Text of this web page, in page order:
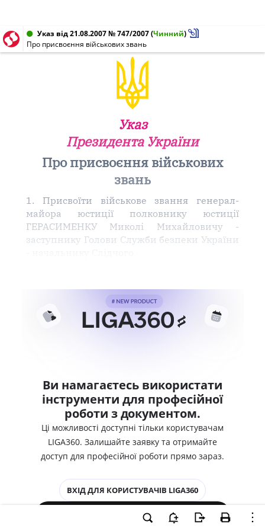
Указ від 21.08.2007 № 747/2007(Чинний)
Про присвоєння військових звань
Указ
Президента України
Про присвоєння військових
звань
1. Присвоїти військове звання генерал-
майора юстиції полковнику юстиції
ГЕРАСИМЕНКУ Миколі Михайловичу -
заступнику Голови Служби безпеки України
Ви намагаєтесь використати
інструменти для професійної
роботи з документом.
Ці можливості доступні тільки користувачам
LIGA360. Залишайте заявку та отримайте
доступ для професійної роботи прямо зараз.
ВХІД ДЛЯ КОРИСТУВАЧІВ LIGA360
ХОЧУ СПРОБУВАТИ LIGA360 - ОТРИМАТИ